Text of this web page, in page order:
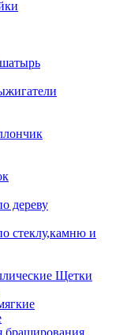
дереву
стеклу,камню и
Щетки
браширования